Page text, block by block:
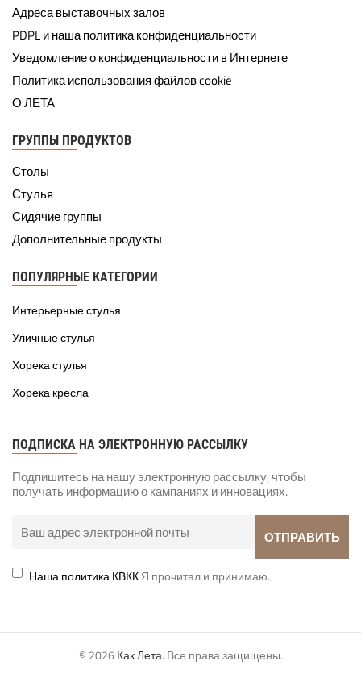
Адреса выставочных залов
PDPL и наша политика конфиденциальности
Уведомление о конфиденциальности в Интернете
Политика использования файлов cookie
О ЛЕТА
ГРУППЫ ПРОДУКТОВ
Столы
Стулья
Сидячие группы
Дополнительные продукты
ПОПУЛЯРНЫЕ КАТЕГОРИИ
Интерьерные стулья
Уличные стулья
Хорека стулья
Хорека кресла
ПОДПИСКА НА ЭЛЕКТРОННУЮ РАССЫЛКУ
Подпишитесь на нашу электронную рассылку, чтобы
получать информацию о кампаниях и инновациях.
Наша политика КВККЯ прочитал и принимаю.
© 2026 Как Лета. Все права защищены.